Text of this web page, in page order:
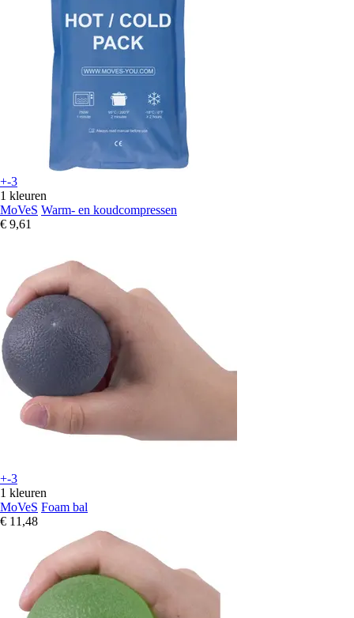
+-3
1 kleuren
MoVeS Warm- en koudcompressen
€ 9,61
+-3
1 kleuren
MoVeS Foam bal
€ 11,48